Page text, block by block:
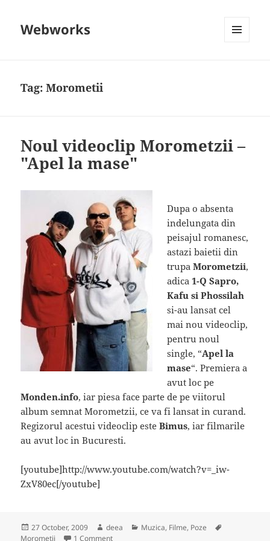
Webworks
Tag:Morometii
Noul videoclip Morometzii –
"Apel la mase"
Dupa o absenta
indelungata din
peisajul romanesc,
astazi baietii din
trupaMorometzii,
adica1-Q Sapro,
Kafu si Phossilah
si-au lansat cel
mai nou videoclip,
pentru noul
single, “Apel la
mase“. Premiera a
avut loc pe
Monden.info, iar piesa face parte de pe viitorul
album semnat Morometzii, ce va fi lansat in curand.
Regizorul acestui videoclip esteBimus, iar filmarile
au avut loc in Bucuresti.
[youtube]http://www.youtube.com/watch?v=_iw-
ZxV80ec[/youtube]
Posted
on
27 October, 2009 Author
deea Categories
Muzica, Filme, Poze
Morometii
1 Commenton Noul videoclip Morometzii – "Apel la mase"